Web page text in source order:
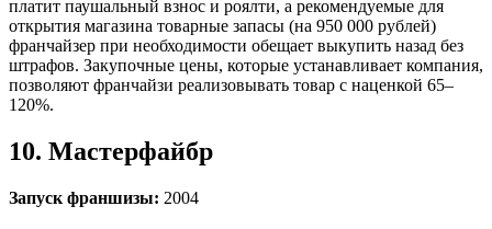
платит паушальный взнос и роялти, а рекомендуемые для
открытия магазина товарные запасы (на 950 000 рублей)
франчайзер при необходимости обещает выкупить назад без
штрафов. Закупочные цены, которые устанавливает компания,
позволяют франчайзи реализовывать товар с наценкой 65–
120%.
10. Мастерфайбр
Запуск франшизы: 2004